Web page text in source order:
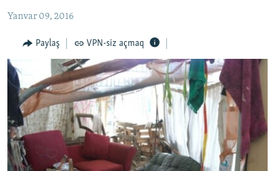
FƏRQƏ BAX
QANUNI DOĞRU
ARAŞDIRMA
MULTIMEDIA
VIDEO
FOTOQALEREYA
İNFOQRAFIKA
RADIO ARXIV
OXU ZALI
AZƏRBAYCAN ƏDƏBIYYATI KITABXANASI
HAQQIMIZDA
MISSIYAMIZ
BIZI IZLƏ
Yanvar 09, 2016
Paylaş VPN-siz açmaq